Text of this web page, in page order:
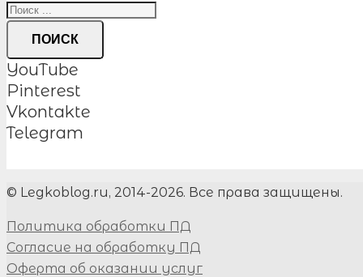
ПОИСК
YouTube
Pinterest
Vkontakte
Telegram
© Legkoblog.ru, 2014-2026. Все права защищены.
Политика обработки ПД
Согласие на обработку ПД
Оферта об оказании услуг